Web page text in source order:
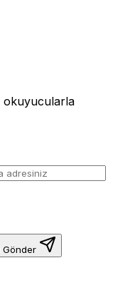
okuyucularla
Gönder